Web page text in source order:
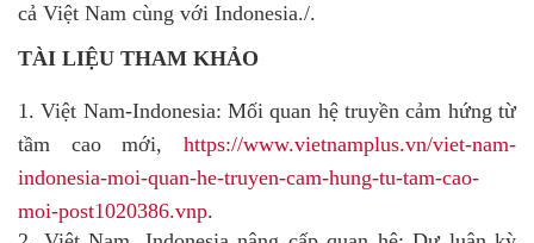
cả Việt Nam cùng với Indonesia./.
TÀI LIỆU THAM KHẢO
1. Việt Nam-Indonesia: Mối quan hệ truyền cảm hứng từ
tầm cao mới, https://www.vietnamplus.vn/viet-nam-
indonesia-moi-quan-he-truyen-cam-hung-tu-tam-cao-
moi-post1020386.vnp.